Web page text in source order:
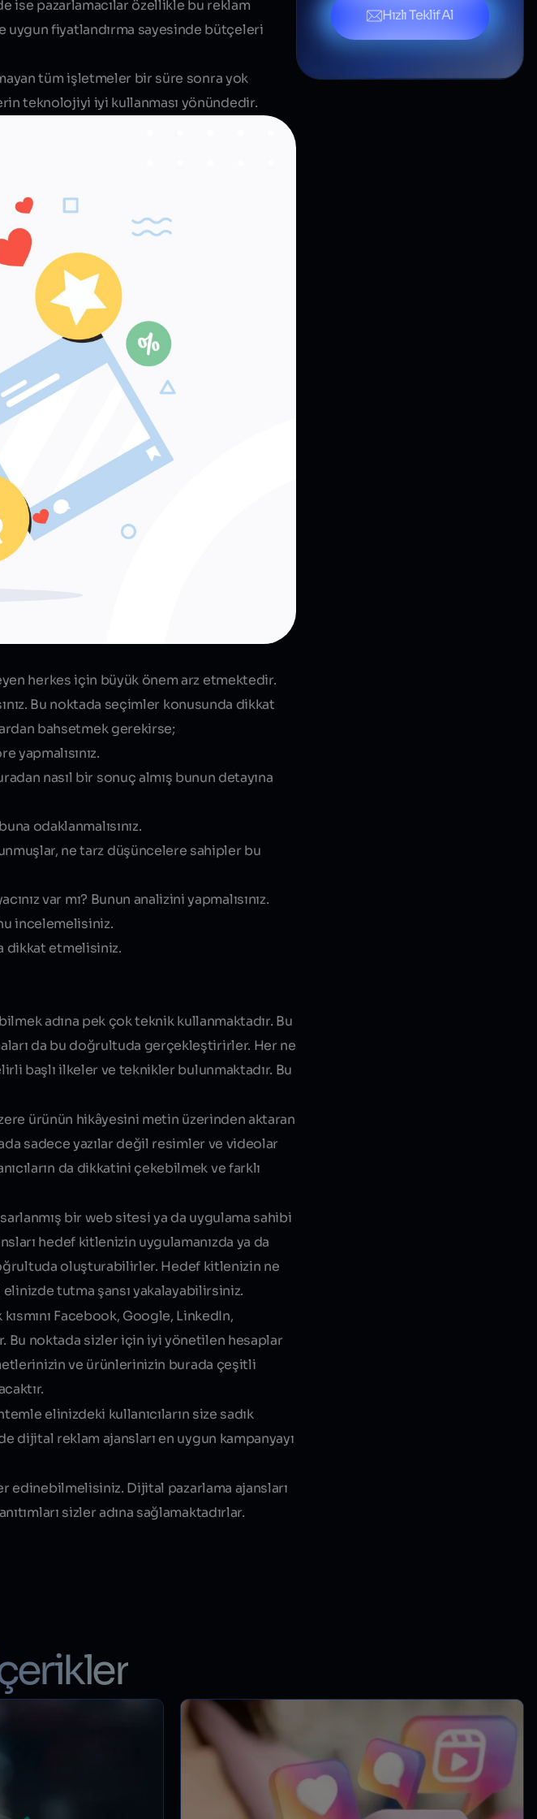
ise pazarlamacılar özellikle bu reklam
uygun fiyatlandırma sayesinde bütçeleri
tüm işletmeler bir süre sonra yok
teknolojiyi iyi kullanması yönündedir.
herkes için büyük önem arz etmektedir.
Bu noktada seçimler konusunda dikkat
bahsetmek gerekirse;
yapmalısınız.
nasıl bir sonuç almış bunun detayına
odaklanmalısınız.
ne tarz düşüncelere sahipler bu
var mı? Bunun analizini yapmalısınız.
incelemelisiniz.
dikkat etmelisiniz.
adına pek çok teknik kullanmaktadır. Bu
da bu doğrultuda gerçekleştirirler. Her ne
başlı ilkeler ve teknikler bulunmaktadır. Bu
ürünün hikâyesini metin üzerinden aktaran
sadece yazılar değil resimler ve videolar
da dikkatini çekebilmek ve farklı
bir web sitesi ya da uygulama sahibi
hedef kitlenizin uygulamanızda ya da
oluşturabilirler. Hedef kitlenizin ne
tutma şansı yakalayabilirsiniz.
Facebook, Google, LinkedIn,
Bu noktada sizler için iyi yönetilen hesaplar
ve ürünlerinizin burada çeşitli
elinizdeki kullanıcıların size sadık
dijital reklam ajansları en uygun kampanyayı
Dijital pazarlama ajansları
sizler adına sağlamaktadırlar.
Hızlı Teklif Al